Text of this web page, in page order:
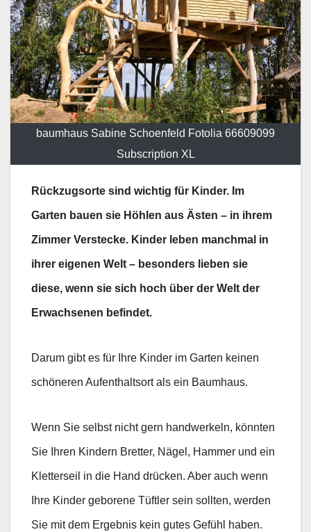
baumhaus Sabine Schoenfeld Fotolia 66609099
Subscription XL
Rückzugsorte sind wichtig für Kinder. Im
Garten bauen sie Höhlen aus Ästen – in ihrem
Zimmer Verstecke. Kinder leben manchmal in
ihrer eigenen Welt – besonders lieben sie
diese, wenn sie sich hoch über der Welt der
Erwachsenen befindet.
Darum gibt es für Ihre Kinder im Garten keinen
schöneren Aufenthaltsort als ein Baumhaus.
Wenn Sie selbst nicht gern handwerkeln, könnten
Sie Ihren Kindern Bretter, Nägel, Hammer und ein
Kletterseil in die Hand drücken. Aber auch wenn
Ihre Kinder geborene Tüftler sein sollten, werden
Sie mit dem Ergebnis kein gutes Gefühl haben.